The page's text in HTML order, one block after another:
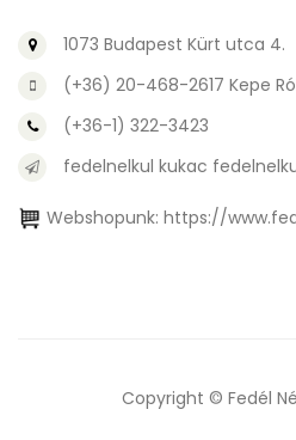
1073 Budapest Kürt utca 4.
(+36) 20-468-2617 Kepe
(+36-1) 322-3423
fedelnelkul kukac
Webshopunk: https://
Copyright © Fedél